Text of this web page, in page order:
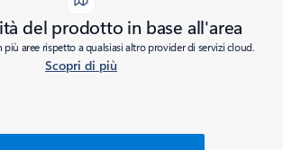
del prodotto in base all'area
aree rispetto a qualsiasi altro provider di servizi cloud.
Scopri di più